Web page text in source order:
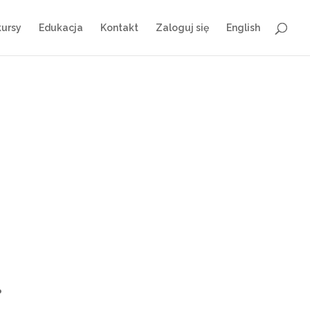
Edukacja Kontakt Zaloguj się English